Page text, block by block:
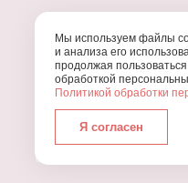
УЗНАЙТЕ,
ПРАЗДНИКА
Работаем с
Мы используем файлы
и анализа его
продолжая
обработкой
Политикой обработки
Я согласен